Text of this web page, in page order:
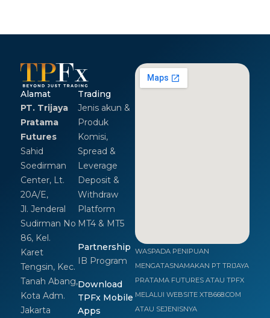
Alamat
PT. Trijaya
Pratama
Futures
Sahid
Soedirman
Center, Lt.
20A/E,
Jl. Jenderal
Sudirman No
86, Kel.
Karet
Tengsin, Kec.
Tanah Abang,
Kota Adm.
Jakarta
Trading
Jenis akun &
Produk
Komisi,
Spread &
Leverage
Deposit &
Withdraw
Platform
MT4 & MT5
Partnership
IB Program
Download
TPFx Mobile
Apps
WASPADA PENIPUAN
MENGATASNAMAKAN PT TRIJAYA
PRATAMA FUTURES ATAU TPFX
MELALUI WEBSITE XTB668.COM
ATAU SEJENISNYA